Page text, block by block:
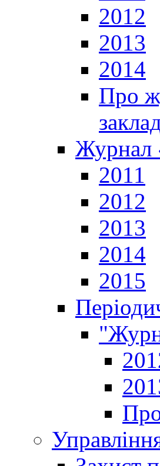
2012
2013
2014
Про
Журнал
2011
2012
2013
2014
2015